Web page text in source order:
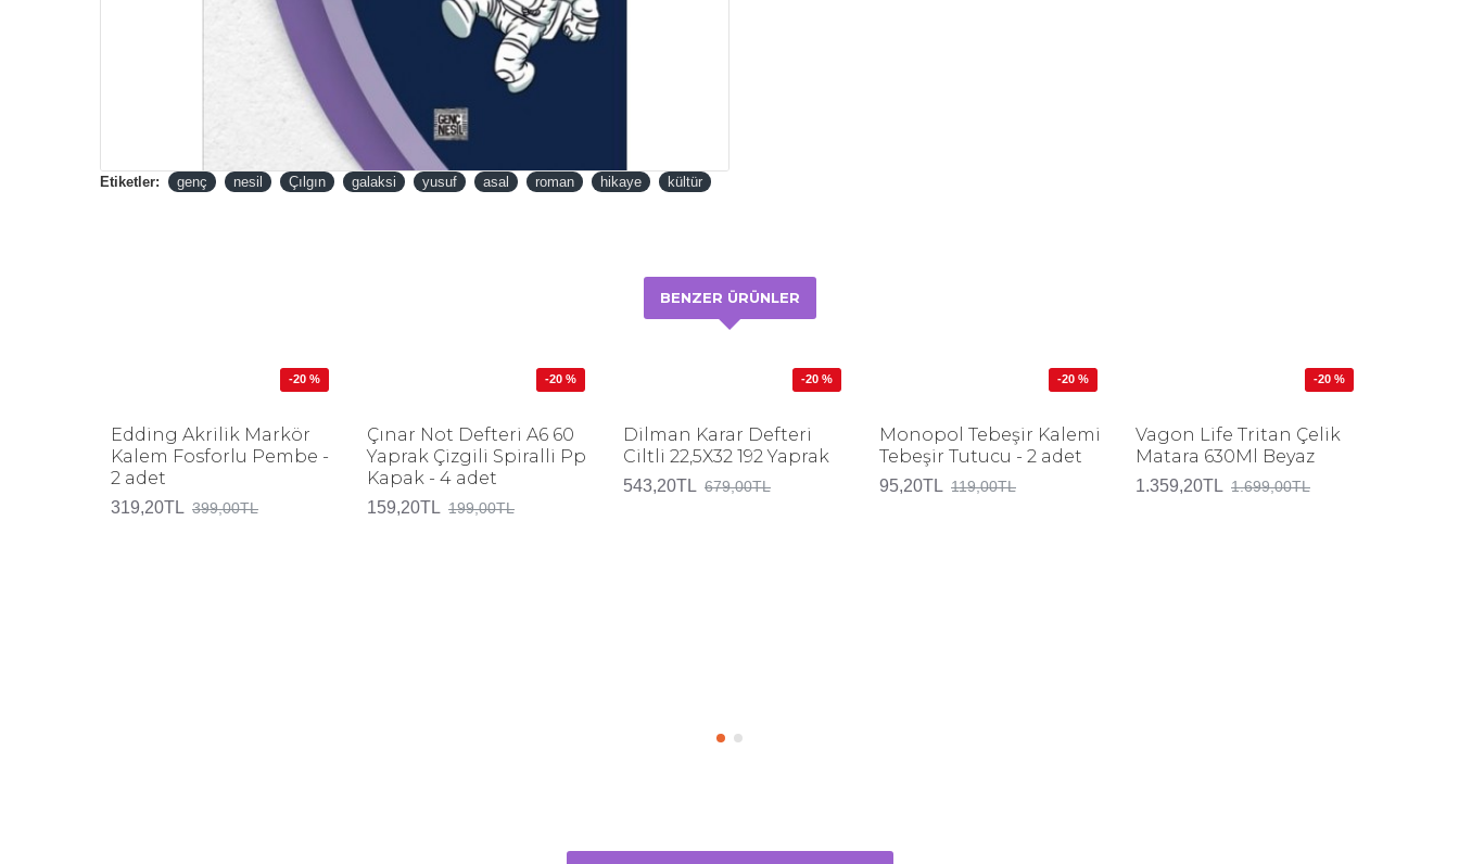
Etiketler: genç nesil Çılgın galaksi yusuf asal roman hikaye kültür
BENZER ÜRÜNLER
-20 %
Edding Akrilik Markör
Kalem Fosforlu Pembe -
2 adet
319,20TL 399,00TL
-20 %
Çınar Not Defteri A6 60
Yaprak Çizgili Spiralli Pp
Kapak - 4 adet
159,20TL 199,00TL
-20 %
Dilman Karar Defteri
Ciltli 22,5X32 192 Yaprak
543,20TL 679,00TL
-20 %
Monopol Tebeşir Kalemi
Tebeşir Tutucu - 2 adet
95,20TL 119,00TL
-20 %
Vagon Life Tritan Çelik
Matara 630Ml Beyaz
1.359,20TL 1.699,00TL